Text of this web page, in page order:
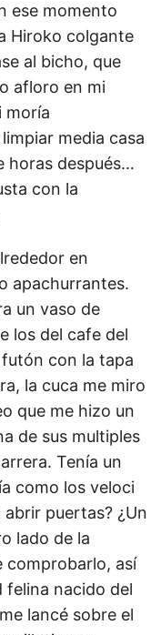
ese momento
Hiroko colgante
al bicho, que
afloro en mi
moría
media casa
horas después…
con la
en
apachurrantes.
un vaso de
los del cafe del
con la tapa
la cuca me miro
que me hizo un
de sus multiples
Tenía un
como los veloci
puertas? ¿Un
lado de la
comprobarlo, así
felina nacido del
lancé sobre el